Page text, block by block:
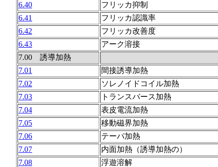
6.40
フリッカ抑制
6.41
フリッカ認識率
6.42
フリッカ改善度
6.43
アーク溶接
7.00 誘導加熱
7.01
間接誘導加熱
7.02
ソレノイドコイル加熱
7.03
トランスバース加熱
7.04
表皮電流加熱
7.05
移動磁界加熱
7.06
テーパ加熱
7.07
内面加熱（誘導加熱の）
7.08
浮遊溶解